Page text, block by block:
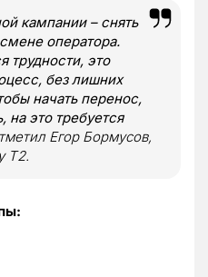
кампании – снять
оператора.
трудности, это
без лишних
начать перенос,
на это требуется
Егор Бормусов,
Т2.